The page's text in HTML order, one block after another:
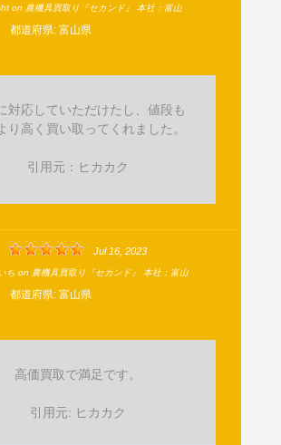
on 農機具買取り『セカンド』 本社：富山
都道府県: 富山県
対応していただけたし、値段も
り高く買い取ってくれました。
引用元：ヒカカク
Jul 16, 2023
ち on 農機具買取り『セカンド』 本社：富山
都道府県: 富山県
高価買取で満足です。
引用元: ヒカカク